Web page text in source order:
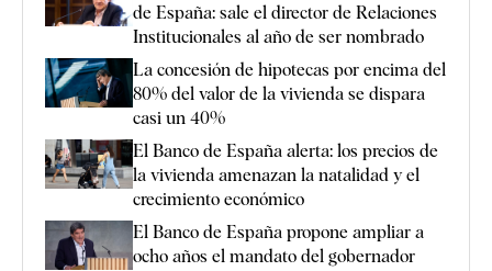
de España: sale el director de Relaciones
Institucionales al año de ser nombrado
La concesión de hipotecas por encima del
80% del valor de la vivienda se dispara
casi un 40%
El Banco de España alerta: los precios de
la vivienda amenazan la natalidad y el
crecimiento económico
El Banco de España propone ampliar a
ocho años el mandato del gobernador